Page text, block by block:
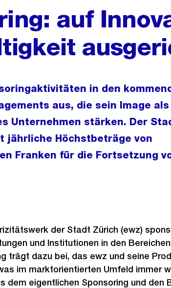
auf
in den
aus, die sein Image als
Unternehmen stärken. Der
jährliche Höchstbeträge von
Franken für die Fortsetzung
der Stadt Zürich (ewz)
und Institutionen in den
trägt dazu bei, das ewz und seine
im marktorientierten Umfeld immer
dem eigentlichen Sponsoring und den